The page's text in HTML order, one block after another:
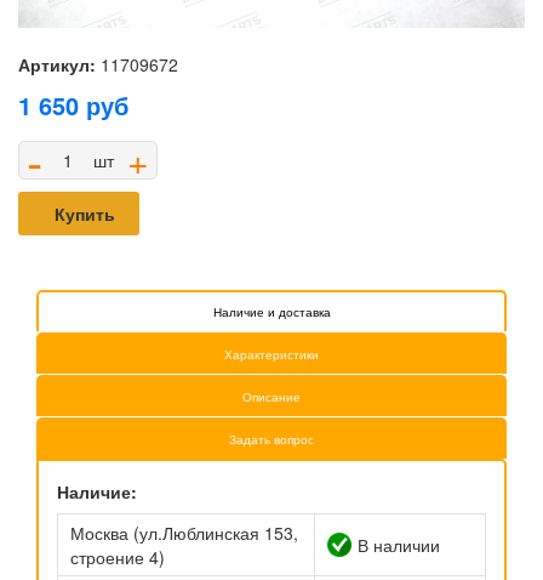
Артикул: 11709672
1 650 руб
- шт +
Купить
Наличие и доставка
Характеристики
Описание
Задать вопрос
Наличие:
Москва (ул.Люблинская 153,
строение 4)
В наличии